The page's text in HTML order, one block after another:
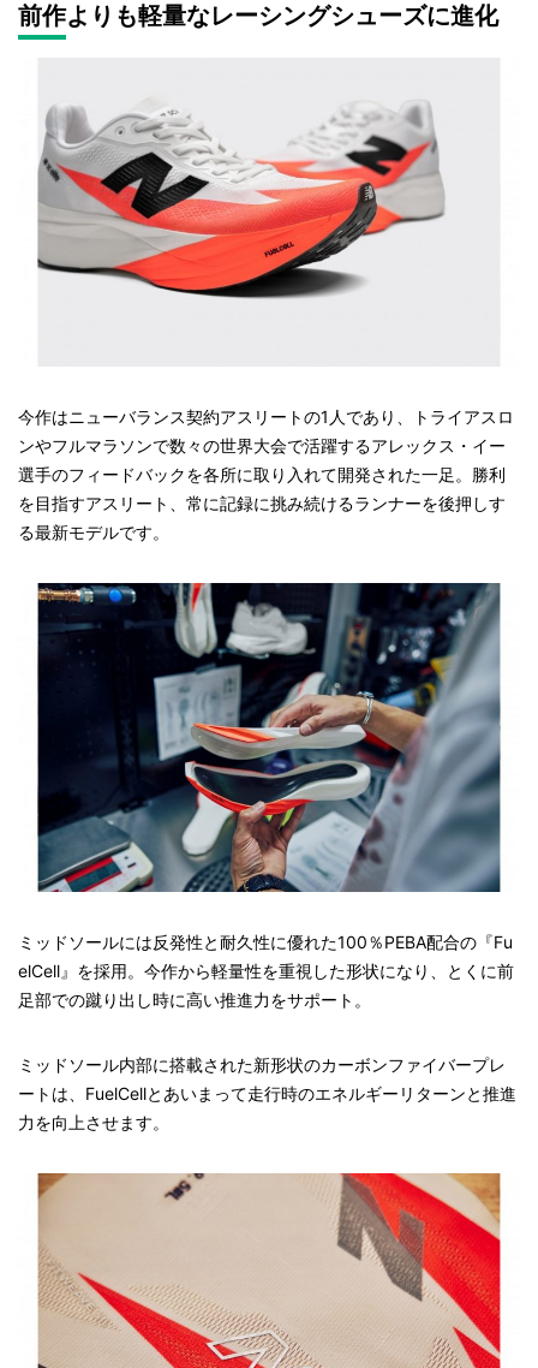
前作よりも軽量なレーシングシューズに進化
今作はニューバランス契約アスリートの1人であり、トライアスロ
ンやフルマラソンで数々の世界大会で活躍するアレックス・イー
選手のフィードバックを各所に取り入れて開発された一足。勝利
を目指すアスリート、常に記録に挑み続けるランナーを後押しす
る最新モデルです。
ミッドソールには反発性と耐久性に優れた100％PEBA配合の『Fu
elCell』を採用。今作から軽量性を重視した形状になり、とくに前
足部での蹴り出し時に高い推進力をサポート。
ミッドソール内部に搭載された新形状のカーボンファイバープレ
ートは、FuelCellとあいまって走行時のエネルギーリターンと推進
力を向上させます。